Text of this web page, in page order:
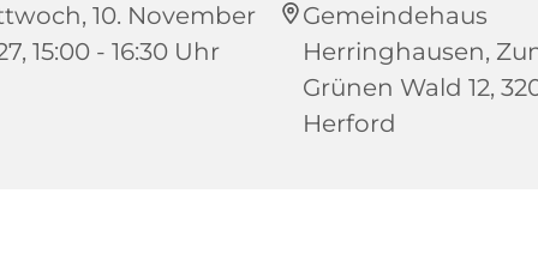
10. November
15:00 - 16:30 Uhr
Gemeindehaus
Herringhausen,
Grünen Wald 12,
Herford